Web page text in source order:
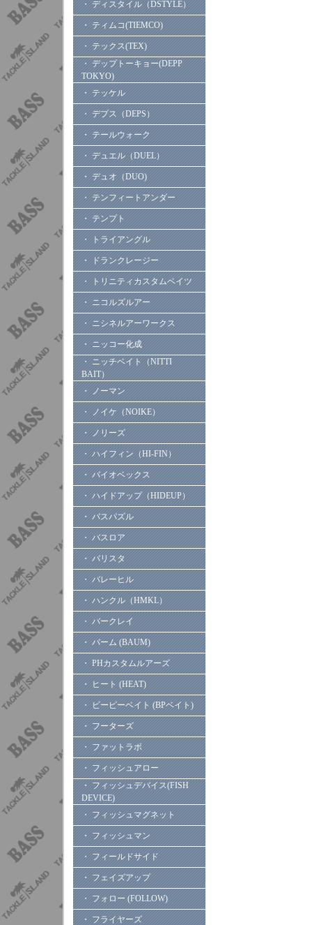
・ ディスタイル（DSTYLE）
・ ティムコ(TIEMCO)
・ テックス(TEX)
・ デップトーキョー(DEPP
TOKYO)
・ テッケル
・ デプス（DEPS）
・ テールウォーク
・ デュエル（DUEL）
・ デュオ（DUO)
・ テンフィートアンダー
・ テンプト
・ トライアングル
・ ドランクレージー
・ トリニティカスタムベイツ
・ ニコルズルアー
・ ニシネルアーワークス
・ ニッコー化成
・ ニッチベイト（NITTI
BAIT）
・ ノーマン
・ ノイケ（NOIKE）
・ ノリーズ
・ ハイフィン（HI-FIN）
・ バイオベックス
・ ハイドアップ（HIDEUP）
・ バスパズル
・ バスロア
・ バリスタ
・ バレーヒル
・ ハンクル（HMKL）
・ バークレイ
・ バーム (BAUM)
・ PHカスタムルアーズ
・ ヒート (HEAT)
・ ビーピーベイト (BPベイト)
・ フーターズ
・ ファットラボ
・ フィッシュアロー
・ フィッシュデバイス(FISH
DEVICE)
・ フィッシュマグネット
・ フィッシュマン
・ フィールドサイド
・ フェイズアップ
・ フォロー (FOLLOW)
・ フライヤーズ